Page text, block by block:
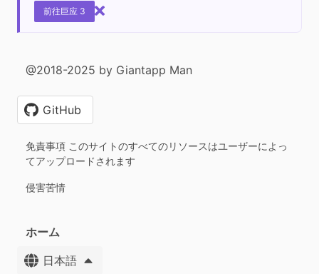
前往巨应 3
@2018-2025 by Giantapp Man
GitHub
免責事項 このサイトのすべてのリソースはユーザーによっ
てアップロードされます
侵害苦情
ホーム
日本語